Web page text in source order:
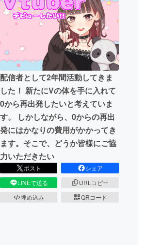
アート・写真
テクノロジー・ガジェット
映像・映画
ビジネス・起業
まちづくり・地域活性化
CAMPFIRE for Social Good
CAMPFIREふるさと納税machi-ya
配信者として2年間活動してきま
した！ 新たにVの体を手に入れて
0から再出発したいと考えていま
す。 しかしながら、0からの再出
発にはかなりの費用がかかってき
ます。そこで、どうか皆様にご協
力いただきたい
ポスト
シェア
LINEで送る
URLコピー
埋め込み
QRコード